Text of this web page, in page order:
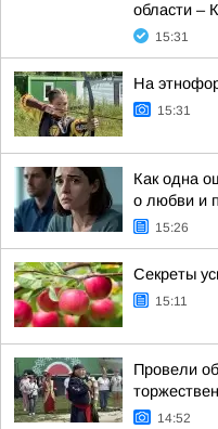
области –
15:31
На
15:31
Как одна
о любви и
15:26
Секреты
15:11
Провели
14:52